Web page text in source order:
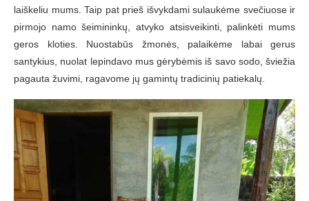
laiškeliu mums. Taip pat prieš išvykdami sulaukėme svečiuose ir
pirmojo namo šeimininkų, atvyko atsisveikinti, palinkėti mums
geros kloties. Nuostabūs žmonės, palaikėme labai gerus
santykius, nuolat lepindavo mus gėrybėmis iš savo sodo, šviežia
pagauta žuvimi, ragavome jų gamintų tradicinių patiekalų.